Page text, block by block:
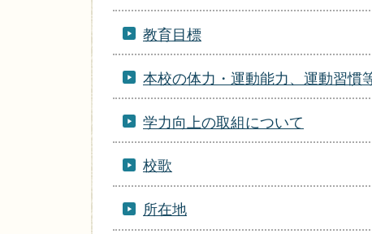
教育目標
本校の体力・運動能力、運動習慣
学力向上の取組について
校歌
所在地